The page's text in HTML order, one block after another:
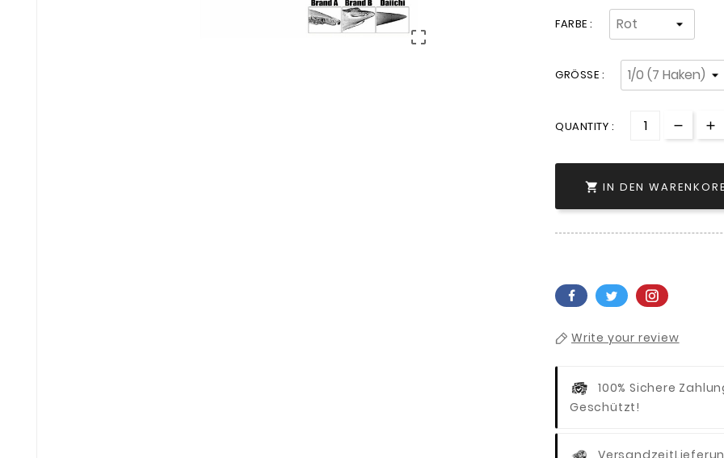

FARBE :
GRÖSSE :
QUANTITY :
 IN DEN
Write your review
100% Sichere
Geschützt!